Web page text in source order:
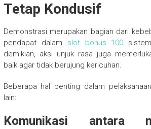
Tetap Kondusif
Demonstrasi merupakan bagian dari
pendapat dalam slot bonus 100
demikian, aksi unjuk rasa juga
baik agar tidak berujung kericuhan.
Beberapa hal penting dalam
lain:
Komunikasi antara